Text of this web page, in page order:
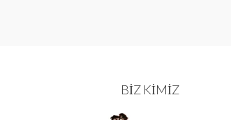
BIZ KIMIZ